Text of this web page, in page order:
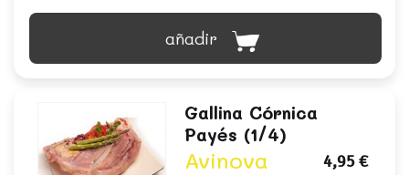
añadir
Gallina Córnica
Payés (1/4)
Avinova 4,95 €